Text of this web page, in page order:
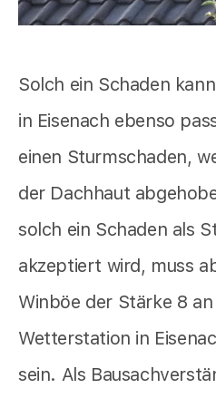
Solch ein Schaden
in Eisenach ebenso
einen Sturmschaden,
der Dachhaut
solch ein Schaden als
akzeptiert wird, muss
Winböe der Stärke 8
Wetterstation in
sein. Als